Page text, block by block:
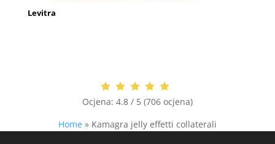
Levitra
Ocjena: 4.8 / 5 (706 ocjena)
Home » Kamagra jelly effetti collaterali